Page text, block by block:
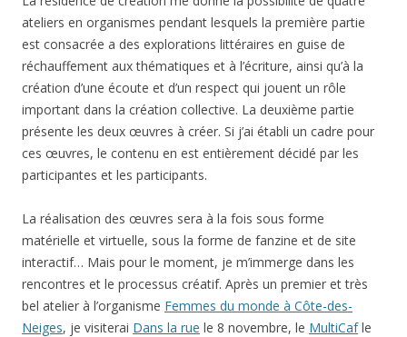
ateliers en organismes pendant lesquels la première partie
est consacrée a des explorations littéraires en guise de
réchauffement aux thématiques et à l’écriture, ainsi qu’à la
création d’une écoute et d’un respect qui jouent un rôle
important dans la création collective. La deuxième partie
présente les deux œuvres à créer. Si j’ai établi un cadre pour
ces œuvres, le contenu en est entièrement décidé par les
participantes et les participants.
La réalisation des œuvres sera à la fois sous forme
matérielle et virtuelle, sous la forme de fanzine et de site
interactif… Mais pour le moment, je m’immerge dans les
rencontres et le processus créatif. Après un premier et très
bel atelier à l’organisme Femmes du monde à Côte-des-
Neiges, je visiterai Dans la rue le 8 novembre, le MultiCafle